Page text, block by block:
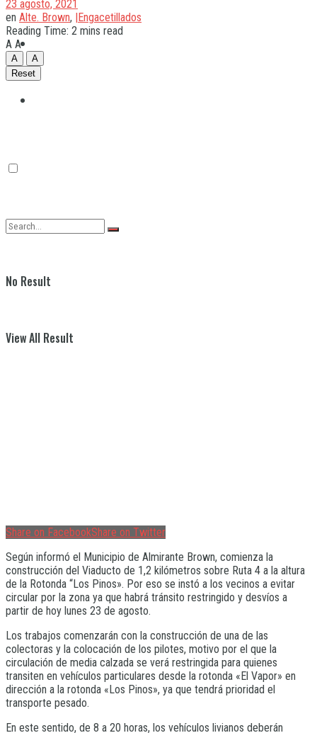
No Result
View All Result
23 agosto, 2021
en Alte. Brown, |Engacetillados
Reading Time: 2 mins read
A A
A
A
Reset
Share on FacebookShare on Twitter
Según informó el Municipio de Almirante Brown, comienza la
construcción del Viaducto de 1,2 kilómetros sobre Ruta 4 a la altura
de la Rotonda “Los Pinos». Por eso se instó a los vecinos a evitar
circular por la zona ya que habrá tránsito restringido y desvíos a
partir de hoy lunes 23 de agosto.
Los trabajos comenzarán con la construcción de una de las
colectoras y la colocación de los pilotes, motivo por el que la
circulación de media calzada se verá restringida para quienes
transiten en vehículos particulares desde la rotonda «El Vapor» en
dirección a la rotonda «Los Pinos», ya que tendrá prioridad el
transporte pesado.
En este sentido, de 8 a 20 horas, los vehículos livianos deberán